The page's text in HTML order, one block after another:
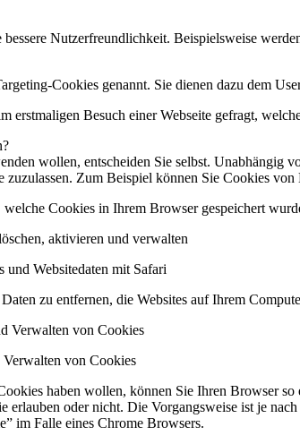
Nutzerfreundlichkeit. Beispielsweise
Cookies genannt. Sie dienen dazu dem
erstmaligen Besuch einer Webseite gefragt,
wollen, entscheiden Sie selbst. Unabhängig
zuzulassen. Zum Beispiel können Sie Cookies
welche Cookies in Ihrem Browser gespeichert
aktivieren und verwalten
und Websitedaten mit Safari
zu entfernen, die Websites auf Ihrem
Verwalten von Cookies
von Cookies
haben wollen, können Sie Ihren Browser
erlauben oder nicht. Die Vorgangsweise ist je
im Falle eines Chrome Browsers.